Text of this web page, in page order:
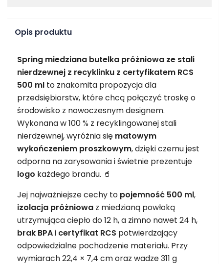
Opis produktu
Spring miedziana butelka próżniowa ze stali
nierdzewnej z recyklinku z certyfikatem RCS
500 ml to znakomita propozycja dla
przedsiębiorstw, które chcą połączyć troskę o
środowisko z nowoczesnym designem.
Wykonana w 100 % z recyklingowanej stali
nierdzewnej, wyróżnia się matowym
wykończeniem proszkowym, dzięki czemu jest
odporna na zarysowania i świetnie prezentuje
logo każdego brandu. 🥤
Jej najważniejsze cechy to pojemność 500 ml,
izolacja próżniowa z miedzianą powłoką
utrzymująca ciepło do 12 h, a zimno nawet 24 h,
brak BPAi certyfikat RCS potwierdzający
odpowiedzialne pochodzenie materiału. Przy
wymiarach 22,4 × 7,4 cm oraz wadze 311 g